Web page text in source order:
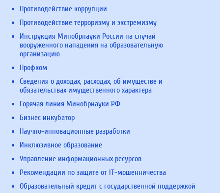
Противодействие коррупции
Противодействие терроризму и экстремизму
Инструкция Минобрнауки России на случай
вооруженного нападения на образовательную
организацию
Профком
Сведения о доходах, расходах, об имуществе и
обязательствах имущественного характера
Горячая линия Минобрнауки РФ
Бизнес инкубатор
Научно-инновационные разработки
Инклюзивное образование
Управление информационных ресурсов
Рекомендации по защите от IT-мошенничества
Образовательный кредит с государственной поддержкой